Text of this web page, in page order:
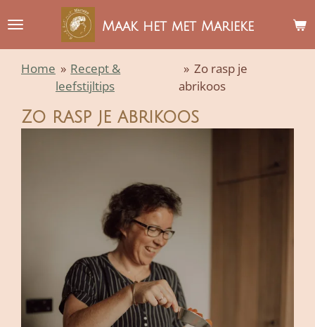
direct
naar
hoofdinhoud
Maak het met Marieke
Home » Recept &
leefstijltips
» Zo rasp je
abrikoos
Zo rasp je abrikoos